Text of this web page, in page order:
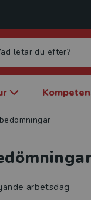
arbetsdag